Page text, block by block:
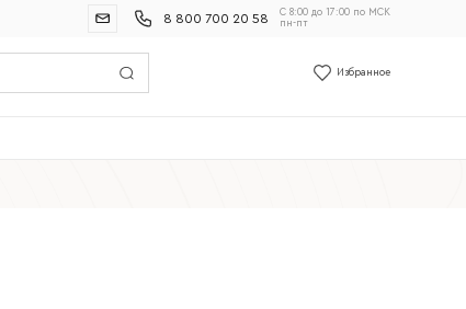
8 800 700 20 58
С 8:00 до 17:00 по МСК
пн-пт
Избранное